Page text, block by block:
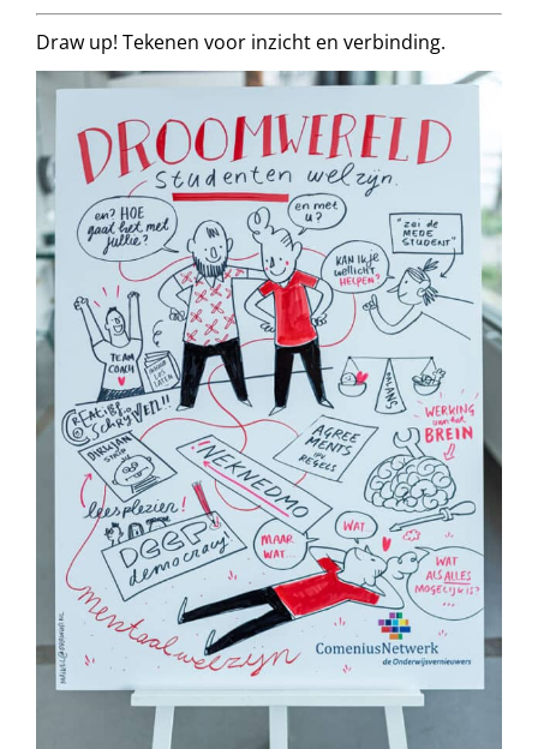
Draw up! Tekenen voor inzicht en verbinding.